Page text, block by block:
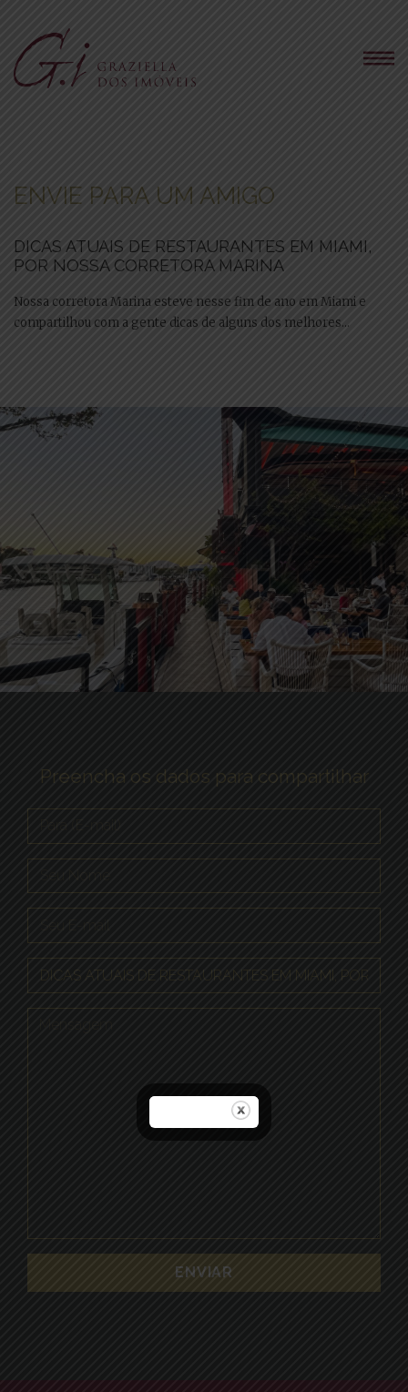
ENVIE PARA UM AMIGO
DICAS ATUAIS DE RESTAURANTES EM MIAMI,
POR NOSSA CORRETORA MARINA
Nossa corretora Marina esteve nesse fim de ano em Miami e
compartilhou com a gente dicas de alguns dos melhores...
Preencha os dados para compartilhar